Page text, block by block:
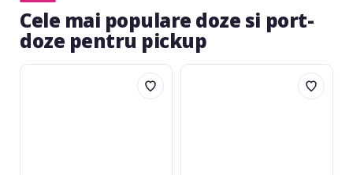
Cele mai populare doze si port-
doze pentru pickup
Audio-
Audio-